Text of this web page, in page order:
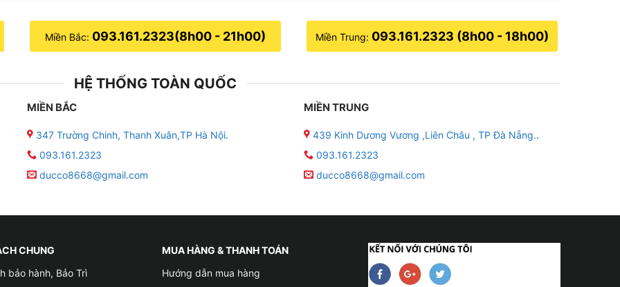
Miền Bắc: 093.161.2323(8h00 - 21h00) Miền Trung: 093.161.2323 (8h00 - 18h00)
HỆ THỐNG TOÀN QUỐC
MIỀN BẮC
347 Trường Chinh, Thanh Xuân,TP Hà Nội.
093.161.2323
ducco8668@gmail.com
MIỀN TRUNG
439 Kinh Dương Vương ,Liên Châu , TP Đà Nẵng..
093.161.2323
ducco8668@gmail.com
CHUNG
bảo hành, Bảo Trì
MUA HÀNG & THANH TOÁN
Hướng dẫn mua hàng